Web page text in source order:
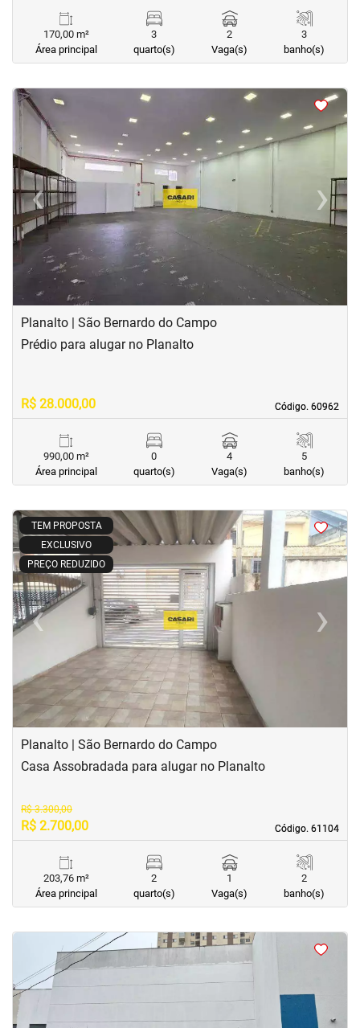
170,00 m²
Área principal
3
quarto(s)
2
Vaga(s)
3
banho(s)
<<<
‹Previous ›
Next
Planalto | São Bernardo do Campo
Código. 60962
Código. 60962
Prédio para alugar no Planalto
R$ 28.000,00
990,00 m²
Área principal
0
quarto(s)
4
Vaga(s)
5
banho(s)
TEM PROPOSTA
EXCLUSIVO
PREÇO REDUZIDO
<<<<
‹Previous ›Next
Planalto | São Bernardo do Campo
Código. 61104
Código. 61104
Casa Assobradada para alugar no Planalto
R$ 3.300,00
R$ 2.700,00
203,76 m²
Área principal
2
quarto(s)
1
Vaga(s)
2
banho(s)